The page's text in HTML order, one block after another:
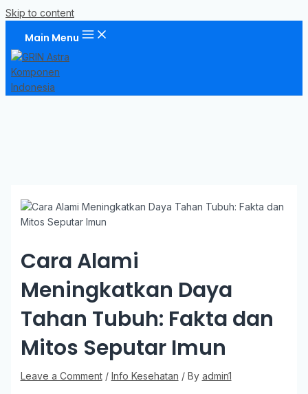
Skip to content
Main Menu
Cara Alami
Meningkatkan Daya
Tahan Tubuh: Fakta dan
Mitos Seputar Imun
Leave a Comment / Info Kesehatan / By admin1